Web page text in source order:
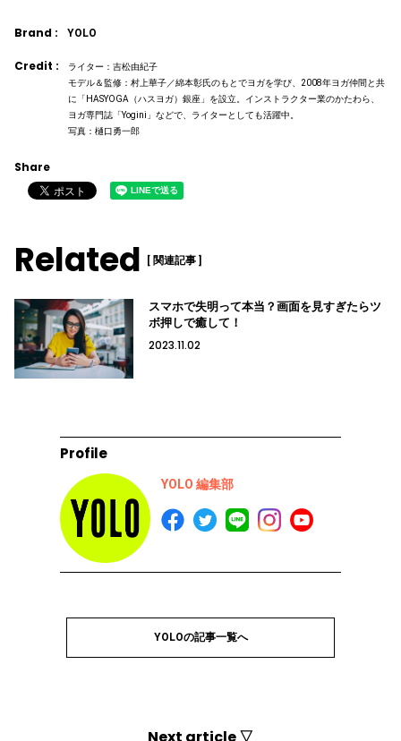
Brand : YOLO
Credit :
ライター：吉松由紀子
モデル＆監修：村上華子／綿本彰氏のもとでヨガを学び、2008年ヨガ仲間と共
に「HASYOGA（ハスヨガ）銀座」を設立。インストラクター業のかたわら、
ヨガ専門誌「Yogini」などで、ライターとしても活躍中。
写真：樋口勇一郎
Share
Related [ 関連記事 ]
スマホで失明って本当？画面を見すぎたらツ
ボ押しで癒して！
2023.11.02
Profile
YOLO 編集部
YOLOの記事一覧へ